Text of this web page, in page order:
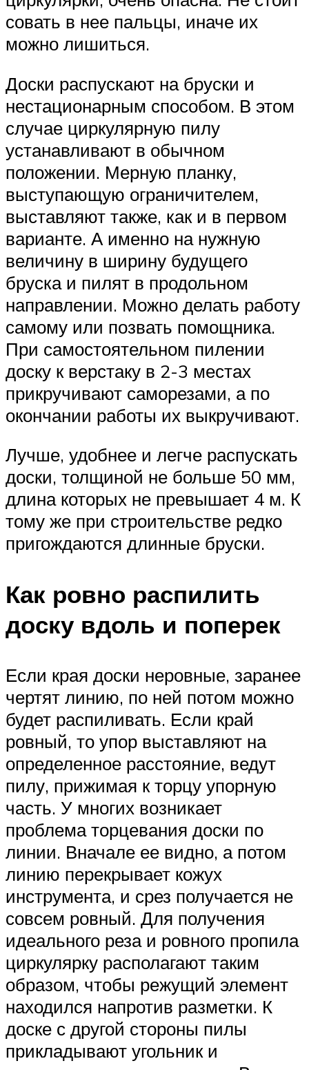
совать в нее пальцы, иначе их
можно лишиться.
Доски распускают на бруски и
нестационарным способом. В этом
случае циркулярную пилу
устанавливают в обычном
положении. Мерную планку,
выступающую ограничителем,
выставляют также, как и в первом
варианте. А именно на нужную
величину в ширину будущего
бруска и пилят в продольном
направлении. Можно делать работу
самому или позвать помощника.
При самостоятельном пилении
доску к верстаку в 2-3 местах
прикручивают саморезами, а по
окончании работы их выкручивают.
Лучше, удобнее и легче распускать
доски, толщиной не больше 50 мм,
длина которых не превышает 4 м. К
тому же при строительстве редко
пригождаются длинные бруски.
Как ровно распилить
доску вдоль и поперек
Если края доски неровные, заранее
чертят линию, по ней потом можно
будет распиливать. Если край
ровный, то упор выставляют на
определенное расстояние, ведут
пилу, прижимая к торцу упорную
часть. У многих возникает
проблема торцевания доски по
линии. Вначале ее видно, а потом
линию перекрывает кожух
инструмента, и срез получается не
совсем ровный. Для получения
идеального реза и ровного пропила
циркулярку располагают таким
образом, чтобы режущий элемент
находился напротив разметки. К
доске с другой стороны пилы
прикладывают угольник и